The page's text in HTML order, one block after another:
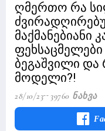
ღმერთო რა
მაქმანებიანი
ფეხსაცმელები
ბეგაშვილი და
მოდელი?!
28/10/23 39760 Ნახვა